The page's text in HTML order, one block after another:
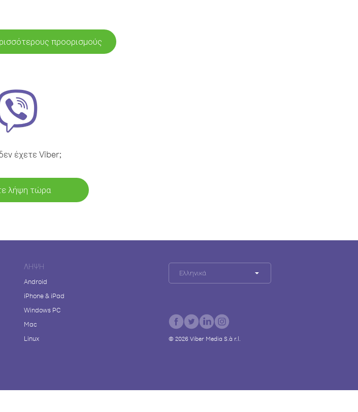
προορισμούς
έχετε Viber;
λήψη τώρα
ΛΉΨΗ
Android
iPhone & iPad
Windows PC
Mac
Linux
Ελληνικά
© 2026 Viber Media S.à r.l.